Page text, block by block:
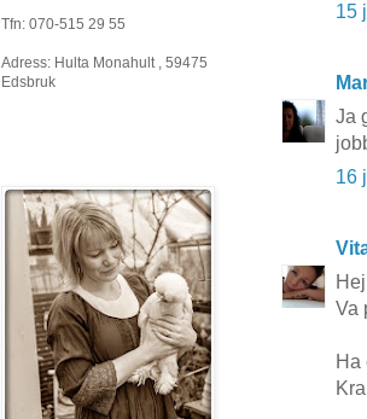
15
Ja
16
Va
Ha
Tfn: 070-515 29 55
Adress: Hulta Monahult , 59475
Edsbruk